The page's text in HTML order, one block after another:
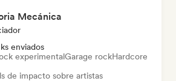
Mecánica
enviados
experimentalGarage rockHardcore
de impacto sobre artistas